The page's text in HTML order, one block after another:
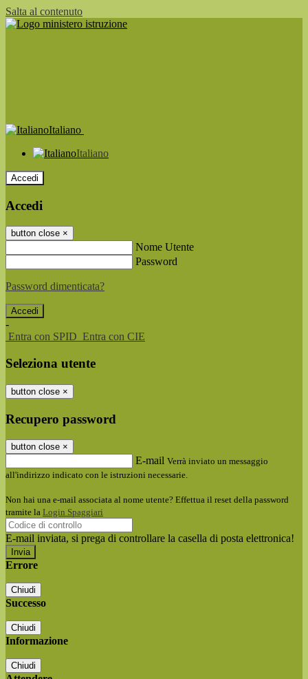
Salta al contenuto
Italiano
Italiano
Accedi
Accedi
button close ×
Nome Utente
Password
Password dimenticata?
-
Entra con SPID Entra con CIE
Seleziona utente
button close ×
Recupero password
button close ×
E-mail Verrà inviato un messaggio
all'indirizzo indicato con le istruzioni necessarie.
Non hai una e-mail associata al nome utente? Effettua il reset della password
tramite la Login Spaggiari
E-mail inviata, si prega di controllare la casella di posta elettronica!
Errore
Chiudi
Successo
Chiudi
Informazione
Chiudi